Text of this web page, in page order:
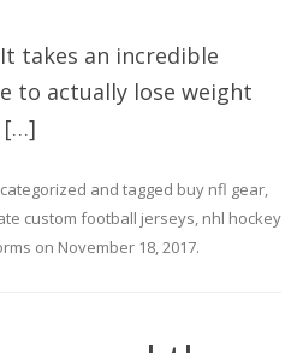
takes an incredible
to actually lose weight
[…]
and tagged buy nfl gear,
custom football jerseys, nhl hockey
on November 18, 2017.